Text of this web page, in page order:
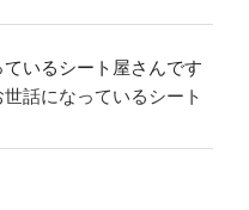
いるシート屋さんです
話になっているシート